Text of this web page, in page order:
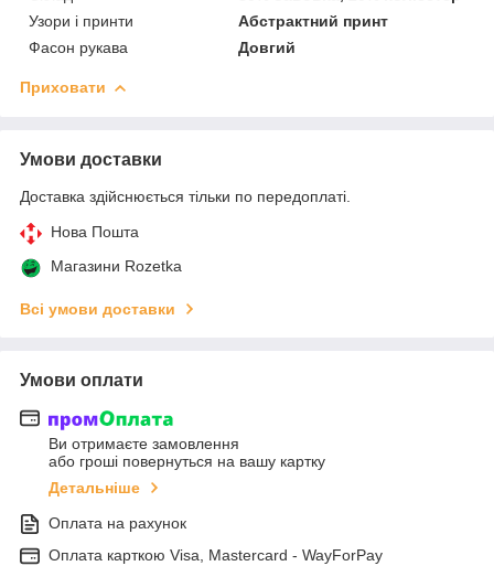
Узори і принти
Абстрактний принт
Фасон рукава
Довгий
Приховати
Умови доставки
Доставка здійснюється тільки по передоплаті.
Нова Пошта
Магазини Rozetka
Всі умови доставки
Умови оплати
Ви отримаєте замовлення
або гроші повернуться на вашу картку
Детальніше
Оплата на рахунок
Оплата карткою Visa, Mastercard - WayForPay